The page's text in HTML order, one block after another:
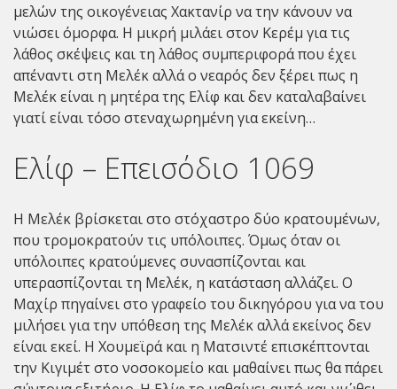
μελών της οικογένειας Χακτανίρ να την κάνουν να
νιώσει όμορφα. Η μικρή μιλάει στον Κερέμ για τις
λάθος σκέψεις και τη λάθος συμπεριφορά που έχει
απέναντι στη Μελέκ αλλά ο νεαρός δεν ξέρει πως η
Μελέκ είναι η μητέρα της Ελίφ και δεν καταλαβαίνει
γιατί είναι τόσο στεναχωρημένη για εκείνη…
Ελίφ – Επεισόδιο 1069
Η Μελέκ βρίσκεται στο στόχαστρο δύο κρατουμένων,
που τρομοκρατούν τις υπόλοιπες. Όμως όταν οι
υπόλοιπες κρατούμενες συνασπίζονται και
υπερασπίζονται τη Μελέκ, η κατάσταση αλλάζει. Ο
Μαχίρ πηγαίνει στο γραφείο του δικηγόρου για να του
μιλήσει για την υπόθεση της Μελέκ αλλά εκείνος δεν
είναι εκεί. Η Χουμεϊρά και η Ματσιντέ επισκέπτονται
την Κιγιμέτ στο νοσοκομείο και μαθαίνει πως θα πάρει